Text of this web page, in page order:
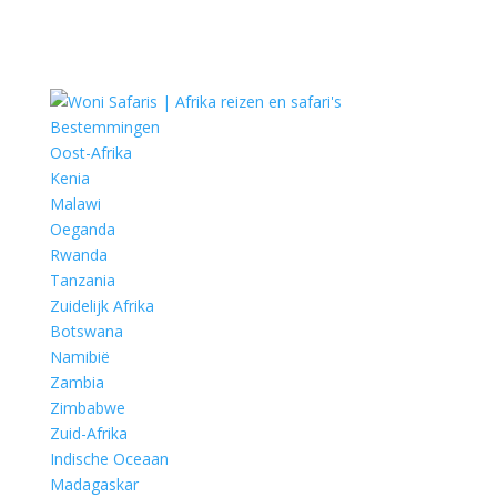
Bestemmingen
Oost-Afrika
Kenia
Malawi
Oeganda
Rwanda
Tanzania
Zuidelijk Afrika
Botswana
Namibië
Zambia
Zimbabwe
Zuid-Afrika
Indische Oceaan
Madagaskar